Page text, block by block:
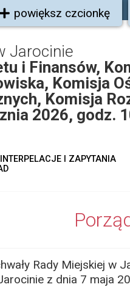
powiększ czcionkę
Jarocinie
i Finansów,
Komisja
Komisja
2026, godz.
INTERPELACJE I ZAPYTANIA
Rady Miejskiej w
z dnia 7 maja